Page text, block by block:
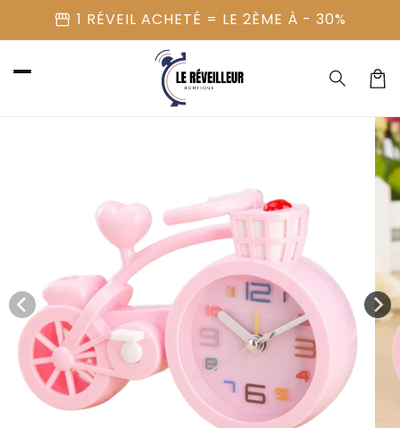
passer
au
storefront 1 RÉVEIL ACHETÉ = LE 2ÈME À - 30%
Panier